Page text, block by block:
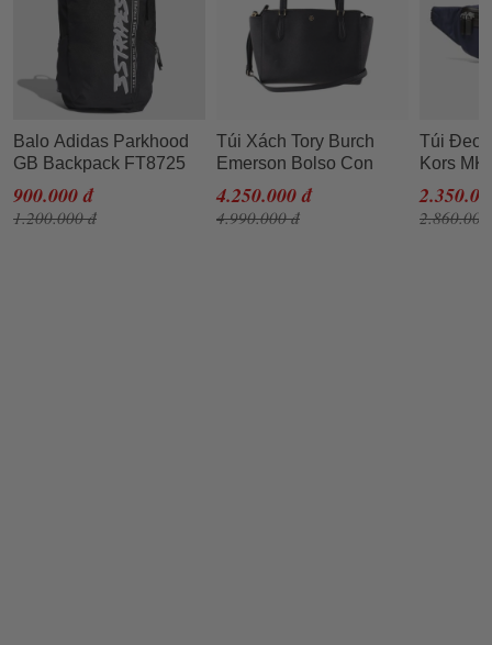
Balo Adidas Parkhood
GB Backpack FT8725
Màu Đen
900.000 đ
1.200.000 đ
Túi Xách Tory Burch
Emerson Bolso Con
Cremallera Color Negro
Màu Đen
4.250.000 đ
4.990.000 đ
Túi Đeo
Kors
Nylon
Bags